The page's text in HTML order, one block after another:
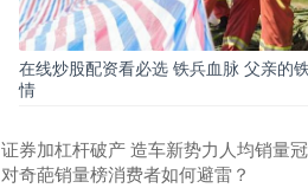
在线炒股配资看必选 铁兵血脉 父亲的
情
证券加杠杆破产 造车新势力人均销量
对奇葩销量榜消费者如何避雷？